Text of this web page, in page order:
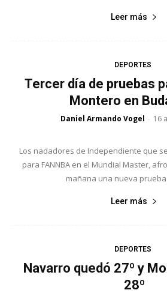
Leer más
DEPORTES
Tercer día de pruebas
Montero en
Daniel Armando Vogel - 16
Los nadadores de Independiente que
para FANNBA en el Mundial Master,
mañana una nueva
Leer más
DEPORTES
Navarro quedó 27º y
28º